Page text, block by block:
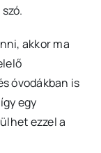
akkor ma
óvodákban is
egy
ezzel a